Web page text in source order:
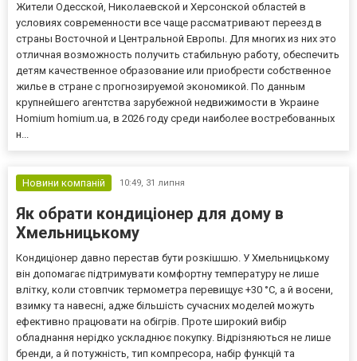
Жители Одесской, Николаевской и Херсонской областей в
условиях современности все чаще рассматривают переезд в
страны Восточной и Центральной Европы. Для многих из них это
отличная возможность получить стабильную работу, обеспечить
детям качественное образование или приобрести собственное
жилье в стране с прогнозируемой экономикой. По данным
крупнейшего агентства зарубежной недвижимости в Украине
Homium homium.ua, в 2026 году среди наиболее востребованных
н...
Новини компаній 10:49, 31 липня
Як обрати кондиціонер для дому в
Хмельницькому
Кондиціонер давно перестав бути розкішшю. У Хмельницькому
він допомагає підтримувати комфортну температуру не лише
влітку, коли стовпчик термометра перевищує +30 °C, а й восени,
взимку та навесні, адже більшість сучасних моделей можуть
ефективно працювати на обігрів. Проте широкий вибір
обладнання нерідко ускладнює покупку. Відрізняються не лише
бренди, а й потужність, тип компресора, набір функцій та